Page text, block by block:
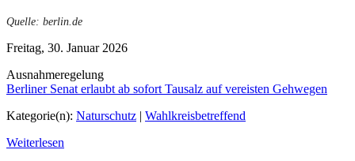
Quelle: berlin.de
Freitag, 30. Januar 2026
Ausnahmeregelung
Berliner Senat erlaubt ab sofort Tausalz auf vereisten Gehwegen
Kategorie(n): Naturschutz | Wahlkreisbetreffend
Weiterlesen